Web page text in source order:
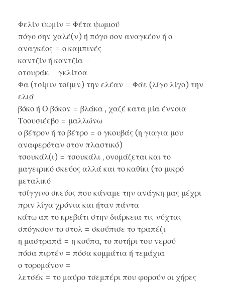
Φελίν ψωμίν = Φέτα ψωμιού
πόγο σην χαλέ(ν) ή πόγο σον αναγκέον ή ο
αναγκέος = ο καμπινές
καντζίν ή καντζία =
στουράκ = γκλίτσα
Φα (τσίμιν τσίμιν) την ελέαν = Φάε (λίγο λίγο) την
ελιά
βόκο ή Ο βόκον = βλάκα , χαζέ κατα μία έννοια
Τοουσιέεβο = μαλλώνω
ο βέτρον ή το βέτρο = ο γκουβάς (η γιαγια μου
αναφερόταν στον πλαστικό)
τσουκάλ(ι) = τσουκάλι , ονομάζεται και το
μαγειρικό σκεύος αλλά και το καθίκι (το μικρό
μεταλικό
τσίγγινο σκεύος που κάναμε την ανάγκη μας μέχρι
πριν λίγα χρόνια και ήταν πάντα
κάτω απ το κρεβάτι στην διάρκεια τις νύχτας
σπόγκσον το στολ = σκούπισε το τραπέζι
η μαστραπά = η κούπα, το ποτήρι του νερού
πόσα πιρτέν = πόσα κομμάτια ή τεμάχια
ο τορομάνον =
λετσέκ = το μαύρο τσεμπέρι που φορούν οι χήρες